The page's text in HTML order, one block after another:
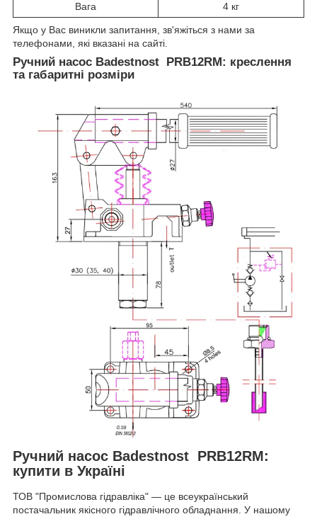
Вага 4 кг
Якщо у Вас виникли запитання, зв'яжіться з нами за
телефонами, які вказані на сайті.
Ручний насос Badestnost PRB12RM: креслення
та габаритні розміри
Ручний насос Badestnost PRB12RM:
купити в Україні
ТОВ "Промислова гідравліка" — це всеукраїнський
постачальник якісного гідравлічного обладнання. У нашому